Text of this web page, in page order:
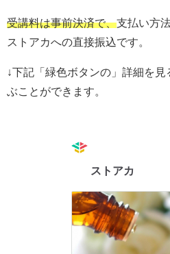
受講料は事前決済で、支払い方
ストアカへの直接振込です。
↓下記「緑色ボタンの」詳細を
ぶことができます。
ストアカ